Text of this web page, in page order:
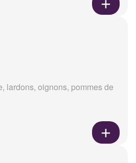
lardons, oignons, pommes de